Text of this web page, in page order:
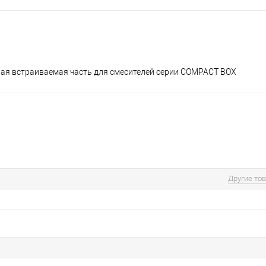
часть для смесителей серии COMPACT BOX
Другие